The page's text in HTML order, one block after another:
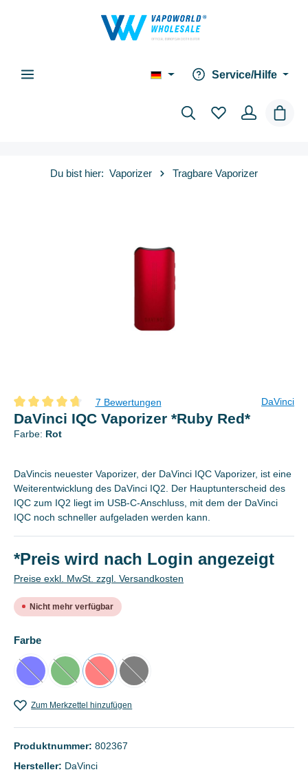
Service/Hilfe
Du bist hier: Vaporizer Tragbare Vaporizer
Durchschnittliche Bewertung von 4.8 von 5 Sternen
7 Bewertungen DaVinci
DaVinci IQC Vaporizer *Ruby Red*
Farbe: Rot
DaVincis neuester Vaporizer, der DaVinci IQC Vaporizer, ist eine
Weiterentwicklung des DaVinci IQ2. Der Hauptunterscheid des
IQC zum IQ2 liegt im USB-C-Anschluss, mit dem der DaVinci
IQC noch schneller aufgeladen werden kann.
*Preis wird nach Login angezeigt
Preise exkl. MwSt. zzgl. Versandkosten
Nicht mehr verfügbar
Farbeauswählen
Blau
(Diese Option ist zurzeit nicht verfügbar.)
Grün
(Diese Option ist zurzeit nicht verfügbar.)
Rot
(Diese Option ist zurzeit nicht verfügbar.)
Schwarz
(Diese Option ist zurzeit nicht verfügbar.)
Zum Merkzettel hinzufügen
Produktnummer: 802367
Hersteller: DaVinci